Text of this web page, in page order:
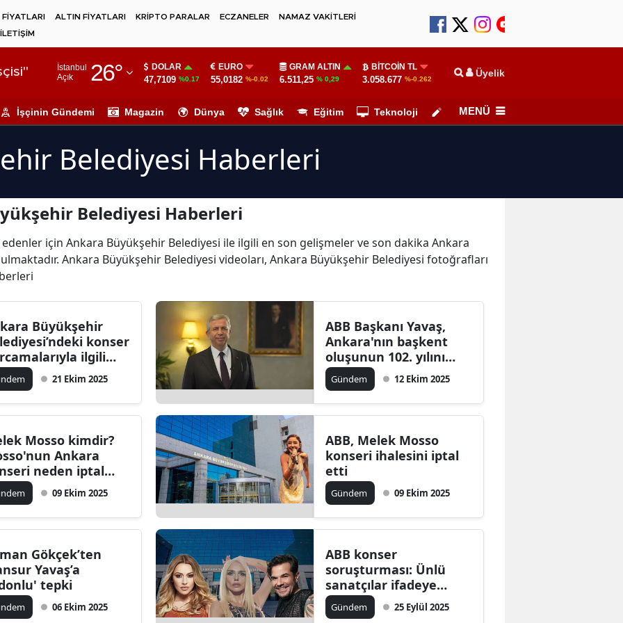
ALTIN FİYATLARI KRİPTO PARALAR ECZANELER
NAMAZ VAKİTLERİ
İLETİŞİM
İstanbul
Açık
26°
Adıyaman
Ağrı
Amasya
Antalya
Artvin
Balıkesir
Bilecik
Bingöl
Bitlis
Bolu
Burdur
Bursa
Çanakkale
Çankırı
Çorum
Denizli
Diyarbakır
DOLAR
47,7109 %0.17
EURO
55,0182 %-0.02
GRAM ALTIN
6.511,25 % 0,29
BITCOIN TL
3.058.677 %-0.262 Üyelik
İşçinin Gündemi Magazin Dünya Sağlık Eğitim Teknoloji Köşe Yazarları
MENÜ
Belediyesi Haberleri
Belediyesi Haberleri
için Ankara Büyükşehir Belediyesi ile ilgili en son gelişmeler ve son dakika Ankara
Ankara Büyükşehir Belediyesi videoları, Ankara Büyükşehir Belediyesi fotoğrafları
Büyükşehir
konser
ilgili
gelişme!21 Ekim 2025
ABB Başkanı Yavaş,
Ankara'nın başkent
oluşunun 102. yılını
kutladı!
Gündem 12 Ekim 2025
Mosso kimdir?
Ankara
neden iptal
09 Ekim 2025
ABB, Melek Mosso
konseri ihalesini iptal
etti
Gündem 09 Ekim 2025
Gökçek’ten
Yavaş’a
tepki
06 Ekim 2025
ABB konser
soruşturması: Ünlü
sanatçılar ifadeye
çağrılacak
Gündem 25 Eylül 2025